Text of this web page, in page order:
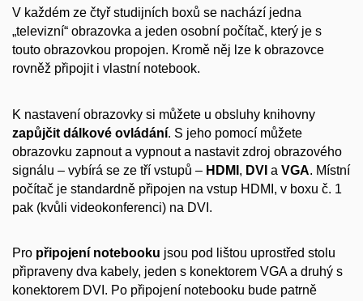
V každém ze čtyř studijních boxů se nachází jedna
„televizní“ obrazovka a jeden osobní počítač, který je s
touto obrazovkou propojen. Kromě něj lze k obrazovce
rovněž připojit i vlastní notebook.
K nastavení obrazovky si můžete u obsluhy knihovny
zapůjčit dálkové ovládání. S jeho pomocí můžete
obrazovku zapnout a vypnout a nastavit zdroj obrazového
signálu – vybírá se ze tří vstupů – HDMI , DVI a VGA. Místní
počítač je standardně připojen na vstup HDMI, v boxu č. 1
pak (kvůli videokonferenci) na DVI.
Pro připojení notebooku jsou pod lištou uprostřed stolu
připraveny dva kabely, jeden s konektorem VGA a druhý s
konektorem DVI. Po připojení notebooku bude patrně